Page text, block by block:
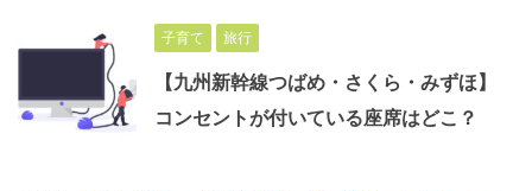
子育て 旅行
【九州新幹線つばめ・さくら・みずほ】
コンセントが付いている座席はどこ？